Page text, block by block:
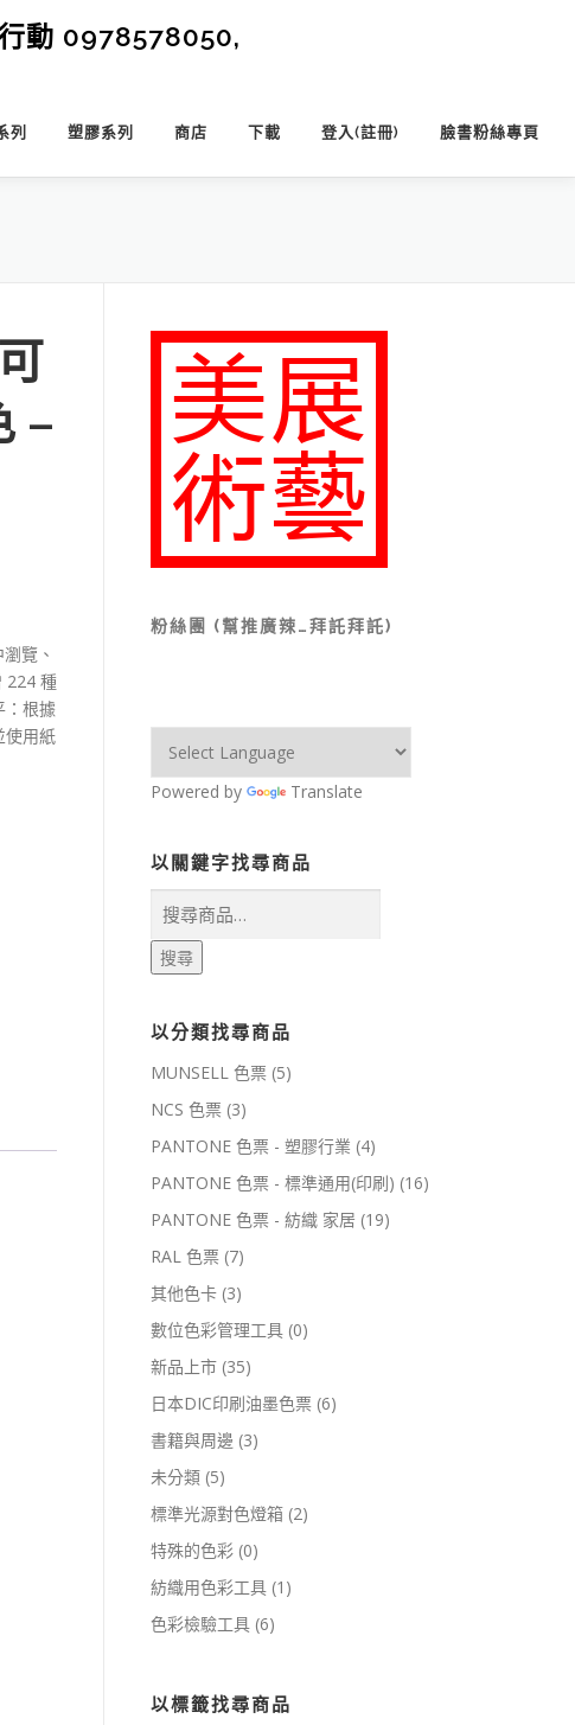
動 0978578050,
列 塑膠系列 商店 下載 登入(註冊) 臉書粉絲專頁
–
覽、
224 種
：根據
使用紙
粉絲團 (幫推廣辣…拜託拜託)
Powered by Translate
以關鍵字找尋商品
搜
尋
關
搜尋
以分類找尋商品
MUNSELL 色票 (5)
NCS 色票 (3)
PANTONE 色票 - 塑膠行業 (4)
PANTONE 色票 - 標準通用(印刷) (16)
PANTONE 色票 - 紡織 家居 (19)
RAL 色票 (7)
其他色卡 (3)
數位色彩管理工具 (0)
新品上市 (35)
日本DIC印刷油墨色票 (6)
書籍與周邊 (3)
未分類 (5)
標準光源對色燈箱 (2)
特殊的色彩 (0)
紡織用色彩工具 (1)
色彩檢驗工具 (6)
以標籤找尋商品